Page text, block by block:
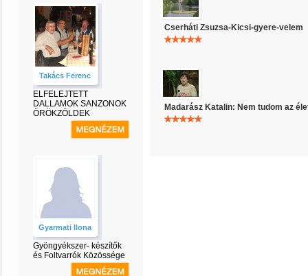
Takács Ferenc
ELFELEJTETT
DALLAMOK SANZONOK
ÖRÖKZÖLDEK
Gyarmati Ilona
Gyöngyékszer- készítők
és Foltvarrók Közössége
Cserháti Zsuzsa-Kicsi-gyere-velem
Madarász Katalin: Nem tudom az